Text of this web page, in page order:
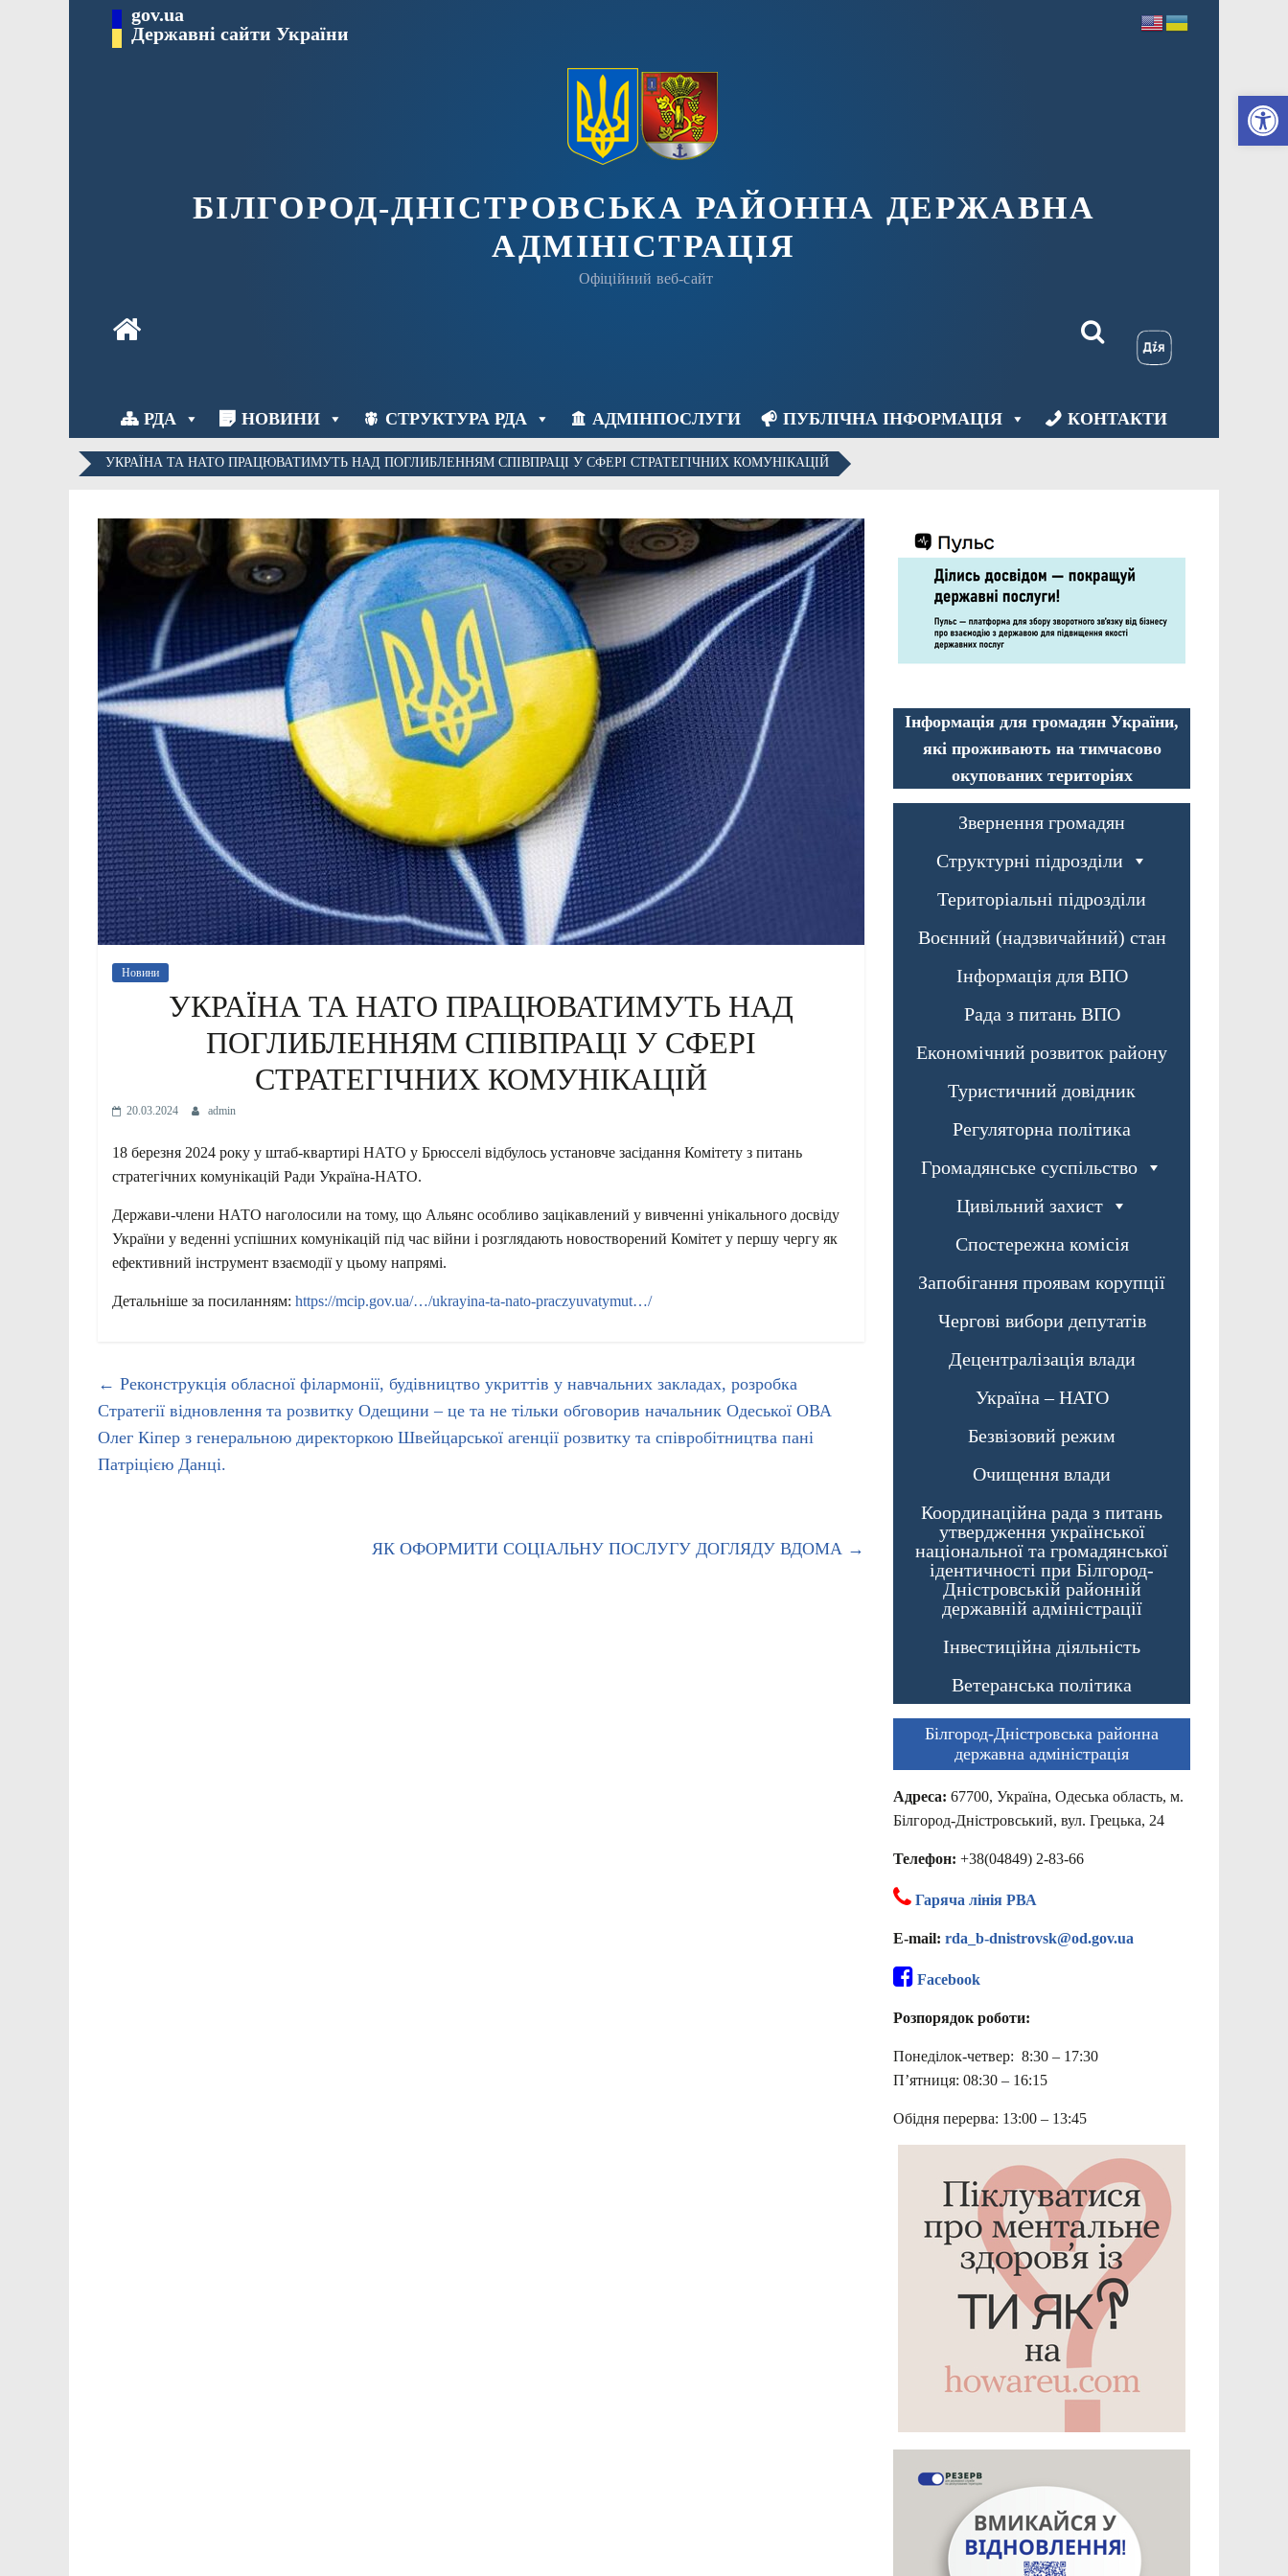
gov.ua
Державні сайти України
БІЛГОРОД-ДНІСТРОВСЬКА РАЙОННА ДЕРЖАВНА
АДМІНІСТРАЦІЯ
Офіційний веб-сайт
РДА НОВИНИ СТРУКТУРА РДА АДМІНПОСЛУГИ ПУБЛІЧНА ІНФОРМАЦІЯ КОНТАКТИ
УКРАЇНА ТА НАТО ПРАЦЮВАТИМУТЬ НАД ПОГЛИБЛЕННЯМ СПІВПРАЦІ У СФЕРІ СТРАТЕГІЧНИХ КОМУНІКАЦІЙ
Новини
УКРАЇНА ТА НАТО ПРАЦЮВАТИМУТЬ НАД
ПОГЛИБЛЕННЯМ СПІВПРАЦІ У СФЕРІ
СТРАТЕГІЧНИХ КОМУНІКАЦІЙ
20.03.2024 admin
18 березня 2024 року у штаб-квартирі НАТО у Брюсселі відбулось установче засідання Комітету з питань
стратегічних комунікацій Ради Україна-НАТО.
Держави-члени НАТО наголосили на тому, що Альянс особливо зацікавлений у вивченні унікального досвіду
України у веденні успішних комунікацій під час війни і розглядають новостворений Комітет у першу чергу як
ефективний інструмент взаємодії у цьому напрямі.
Детальніше за посиланням: https://mcip.gov.ua/…/ukrayina-ta-nato-praczyuvatymut…/
← Реконструкція обласної філармонії, будівництво укриттів у навчальних закладах, розробка
Стратегії відновлення та розвитку Одещини – це та не тільки обговорив начальник Одеської ОВА
Олег Кіпер з генеральною директоркою Швейцарської агенції розвитку та співробітництва пані
Патріцією Данці.
ЯК ОФОРМИТИ СОЦІАЛЬНУ ПОСЛУГУ ДОГЛЯДУ ВДОМА →
Інформація для громадян України,
які проживають на тимчасово
окупованих територіях
Звернення громадян
Структурні підрозділи
Територіальні підрозділи
Воєнний (надзвичайний) стан
Інформація для ВПО
Рада з питань ВПО
Економічний розвиток району
Туристичний довідник
Регуляторна політика
Громадянське суспільство
Цивільний захист
Спостережна комісія
Запобігання проявам корупції
Чергові вибори депутатів
Децентралізація влади
Україна – НАТО
Безвізовий режим
Очищення влади
Координаційна рада з питань
утвердження української
національної та громадянської
ідентичності при Білгород-
Дністровській районній
державній адміністрації
Інвестиційна діяльність
Ветеранська політика
Білгород-Дністровська районна
державна адміністрація
Адреса: 67700, Україна, Одеська область, м.
Білгород-Дністровський, вул. Грецька, 24
Телефон: +38(04849) 2-83-66
Гаряча лінія РВА
E-mail: rda_b-dnistrovsk@od.gov.ua
Facebook
Розпорядок роботи:
Понеділок-четвер: 8:30 – 17:30
П’ятниця: 08:30 – 16:15
Обідня перерва: 13:00 – 13:45